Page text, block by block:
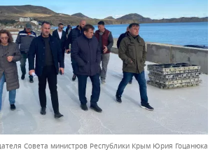
Совета министров Республики Крым Юрия Гоцанюка